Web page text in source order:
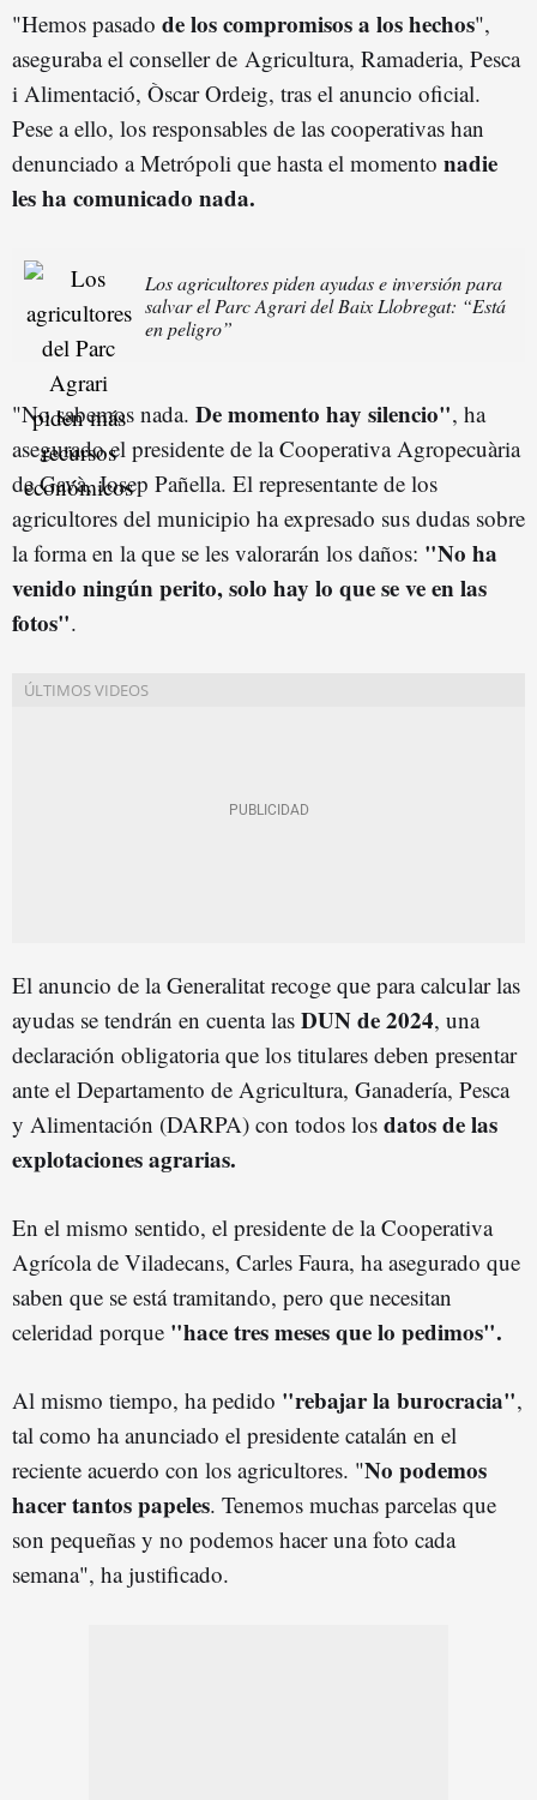
"Hemos pasado de los compromisos a los hechos",
aseguraba el conseller de Agricultura, Ramaderia, Pesca
i Alimentació, Òscar Ordeig, tras el anuncio oficial.
Pese a ello, los responsables de las cooperativas han
denunciado a Metrópoli que hasta el momento nadie
les ha comunicado nada.
Los agricultores piden ayudas e inversión para
salvar el Parc Agrari del Baix Llobregat: “Está
en peligro”
"No sabemos nada. De momento hay silencio", ha
asegurado el presidente de la Cooperativa Agropecuària
de Gavà, Josep Pañella. El representante de los
agricultores del municipio ha expresado sus dudas sobre
la forma en la que se les valorarán los daños: "No ha
venido ningún perito, solo hay lo que se ve en las
fotos".
El anuncio de la Generalitat recoge que para calcular las
ayudas se tendrán en cuenta las DUN de 2024, una
declaración obligatoria que los titulares deben presentar
ante el Departamento de Agricultura, Ganadería, Pesca
y Alimentación (DARPA) con todos los datos de las
explotaciones agrarias.
En el mismo sentido, el presidente de la Cooperativa
Agrícola de Viladecans, Carles Faura, ha asegurado que
saben que se está tramitando, pero que necesitan
celeridad porque "hace tres meses que lo pedimos".
Al mismo tiempo, ha pedido "rebajar la burocracia",
tal como ha anunciado el presidente catalán en el
reciente acuerdo con los agricultores. "No podemos
hacer tantos papeles. Tenemos muchas parcelas que
son pequeñas y no podemos hacer una foto cada
semana", ha justificado.